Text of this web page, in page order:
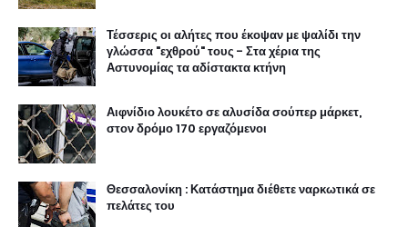
Τέσσερις οι αλήτες που έκοψαν με ψαλίδι την
γλώσσα "εχθρού" τους - Στα χέρια της
Αστυνομίας τα αδίστακτα κτήνη
Αιφνίδιο λουκέτο σε αλυσίδα σούπερ μάρκετ,
στον δρόμο 170 εργαζόμενοι
Θεσσαλονίκη : Κατάστημα διέθετε ναρκωτικά σε
πελάτες του